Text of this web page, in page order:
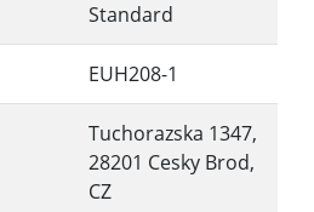
Standard
EUH208-1
Tuchorazska 1347,
28201 Cesky Brod,
CZ